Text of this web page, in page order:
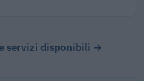
servizi disponibili →